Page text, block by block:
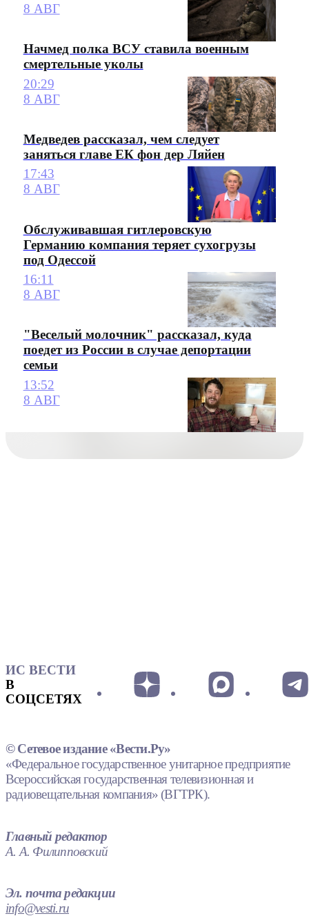
8 АВГ
Начмед полка ВСУ ставила военным
смертельные уколы
20:29
8 АВГ
Медведев рассказал, чем следует
заняться главе ЕК фон дер Ляйен
17:43
8 АВГ
Обслуживавшая гитлеровскую
Германию компания теряет сухогрузы
под Одессой
16:11
8 АВГ
"Веселый молочник" рассказал, куда
поедет из России в случае депортации
семьи
13:52
8 АВГ
ИС ВЕСТИ
В
СОЦСЕТЯХ
© Сетевое издание «Вести.Ру»
«Федеральное государственное унитарное предприятие
Всероссийская государственная телевизионная и
радиовещательная компания» (ВГТРК).
Главный редактор
А. А. Филипповский
Эл. почта редакции
info@vesti.ru